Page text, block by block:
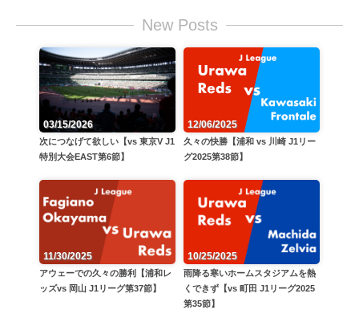
New Posts
03/15/2026
次につなげて欲しい【vs 東京V J1
特別大会EAST第6節】
12/06/2025
久々の快勝【浦和 vs 川崎 J1リー
グ2025第38節】
11/30/2025
アウェーでの久々の勝利【浦和レ
ッズvs 岡山 J1リーグ第37節】
10/25/2025
雨降る寒いホームスタジアムを熱
くできず【vs 町田 J1リーグ2025
第35節】